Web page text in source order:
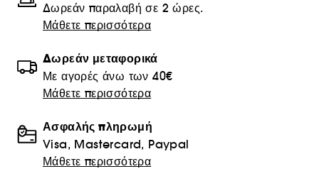
Δωρεάν παραλαβή σε 2 ώρες.
Μάθετε περισσότερα
Δωρεάν μεταφορικά
Με αγορές άνω των 40€
Μάθετε περισσότερα
Ασφαλής πληρωμή
Visa, Mastercard, Paypal
Μάθετε περισσότερα